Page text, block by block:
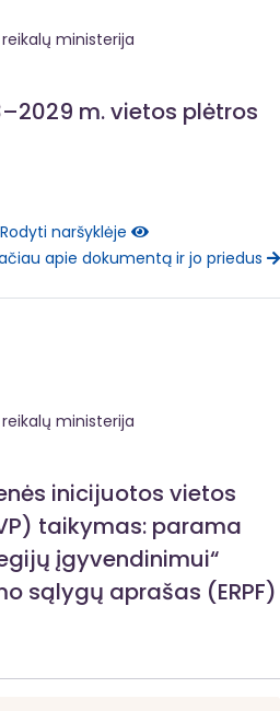
ministerija
m. vietos plėtros
Rodyti naršyklėje
apie dokumentą ir jo priedus
ministerija
inicijuotos vietos
taikymas: parama
įgyvendinimui“
sąlygų aprašas (ERPF)